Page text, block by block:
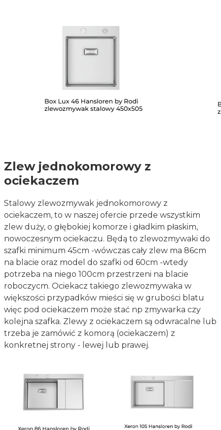
Zlew jednokomorowy z
ociekaczem
Stalowy zlewozmywak jednokomorowy z
ociekaczem, to w naszej ofercie przede wszystkim
zlew duży, o głębokiej komorze i gładkim płaskim,
nowoczesnym ociekaczu. Będą to zlewozmywaki do
szafki minimum 45cm -wówczas cały zlew ma 86cm
na blacie oraz model do szafki od 60cm -wtedy
potrzeba na niego 100cm przestrzeni na blacie
roboczycm. Ociekacz takiego zlewozmywaka w
większości przypadków mieści się w grubości blatu
więc pod ociekaczem może stać np zmywarka czy
kolejna szafka. Zlewy z ociekaczem są odwracalne lub
trzeba je zamówić z komorą (ociekaczem) z
konkretnej strony - lewej lub prawej.